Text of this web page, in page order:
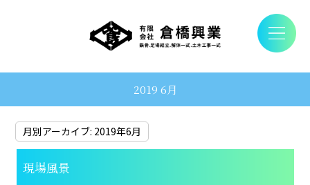
2019 6月
月別アーカイブ: 2019年6月
現場風景